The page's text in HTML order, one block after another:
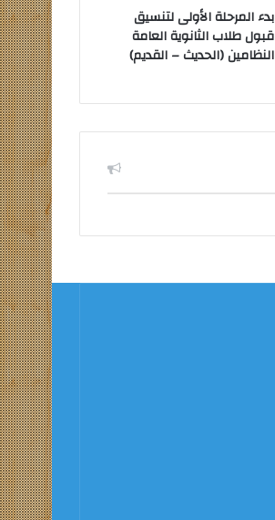
بدء المرحلة الأولى لتنسيق
قبول طلاب الثانوية العامة
النظامين (الحديث – القديم)